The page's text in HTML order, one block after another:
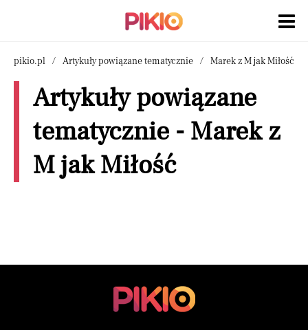
pikio.pl Artykuły powiązane tematycznie Marek z M jak Miłość
Artykuły powiązane
tematycznie - Marek z
M jak Miłość